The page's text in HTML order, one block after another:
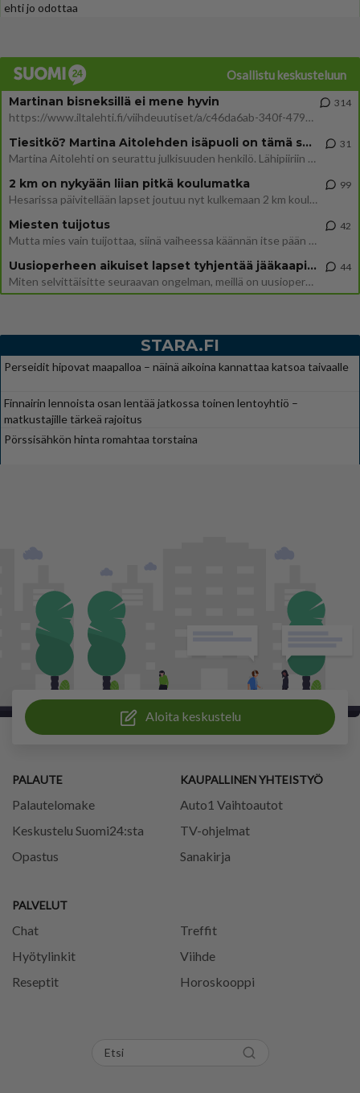
ehti jo odottaa
Osallistu keskusteluun
Martinan bisneksillä ei mene hyvin
https://www.iltalehti.fi/viihdeuutiset/a/c46da6ab-340f-4790-aaa7-0865eed2336 Yrityksen konkurssihakemus on tullut kärä
314
Tiesitkö? Martina Aitolehden isäpuoli on tämä suosittu laulaja
Martina Aitolehti on seurattu julkisuuden henkilö. Lähipiiriin mahtuu muitakin tunnettuja henkilöitä. Tiesitkö, että Ma
31
2 km on nykyään liian pitkä koulumatka
Hesarissa päivitellään lapset joutuu nyt kulkemaan 2 km kouluun jösses. Ruostefillarilla tuo matka menee vaikka miten äk
99
Miesten tuijotus
Mutta mies vain tuijottaa, siinä vaiheessa käännän itse pään pois. Mikä juttu? Yleensä jos joku tuijottaa tai katsoo, hä
42
Uusioperheen aikuiset lapset tyhjentää jääkaapin käydessään
Miten selvittäisitte seuraavan ongelman, meillä on uusioperhe, minulla teini-ikäiset lapset ja puolisolla aikuiset, jotk
44
STARA.FI
Perseidit hipovat maapalloa – näinä aikoina kannattaa katsoa taivaalle
Finnairin lennoista osan lentää jatkossa toinen lentoyhtiö –
matkustajille tärkeä rajoitus
Pörssisähkön hinta romahtaa torstaina
Aloita keskustelu
PALAUTE
Palautelomake
Keskustelu Suomi24:sta
Opastus
PALVELUT
Chat
Treffit
Hyötylinkit
Viihde
Reseptit
Horoskooppi
KAUPALLINEN YHTEISTYÖ
Auto1 Vaihtoautot
TV-ohjelmat
Sanakirja